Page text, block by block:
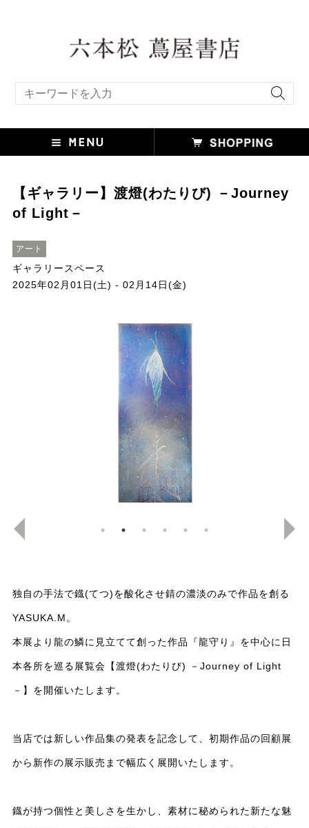
【ギャラリー】渡燈(わたりび) －Journey
of Light－
アート
ギャラリースペース
2025年02月01日(土) - 02月14日(金)
独自の手法で鐡(てつ)を酸化させ錆の濃淡のみで作品を創る
YASUKA.M。
本展より龍の鱗に見立てて創った作品『龍守り』を中心に日
本各所を巡る展覧会【渡燈(わたりび) －Journey of Light
－】を開催いたします。
当店では新しい作品集の発表を記念して、初期作品の回顧展
から新作の展示販売まで幅広く展開いたします。
鐡が持つ個性と美しさを生かし、素材に秘められた新たな魅